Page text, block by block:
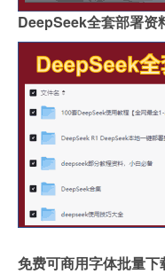
DeepSeek全套部署资
免费可商用字体批量下